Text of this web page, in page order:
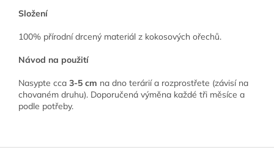
Složení
100% přírodní drcený materiál z kokosových ořechů.
Návod na použití
Nasypte cca 3-5 cm na dno terárií a rozprostřete (závisí na
chovaném druhu). Doporučená výměna každé tři měsíce a
podle potřeby.